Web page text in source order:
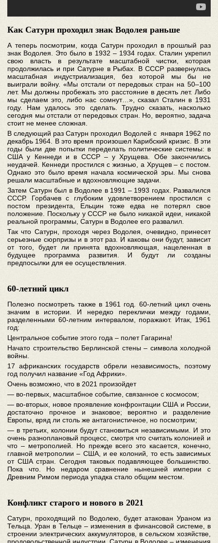
Как Сатурн проходил знак Водолея раньше
А теперь посмотрим, когда Сатурн проходил в прошлый раз
знак Водолея. Это было в 1932 – 1934 годах. Сталин укрепил
свою власть в результате масштабной чистки, которая
продолжилась и при Сатурне в Рыбах. В СССР развернулась
масштабная индустриализация, без которой мы бы не
выиграли войну. «Мы отстали от передовых стран на 50–100
лет. Мы должны пробежать это расстояние в десять лет. Либо
мы сделаем это, либо нас сомнут…», сказал Сталин в 1931
году. Нам удалось это сделать. Трудно сказать, насколько
сегодня мы отстали от передовых стран. Но, вероятно, задача
стоит не менее сложная.
В следующий раз Сатурн проходил Водолей с января 1962 по
декабрь 1964. В это время произошел Карибский кризис. В эти
годы были две попытки переделать политические системы: в
США у Кеннеди и в СССР – у Хрущева. Обе закончились
неудачей. Кеннеди простился с жизнью, а Хрущев – с постом.
Однако это было время начала космической эры. Мы снова
решали масштабные и вдохновляющие задачи.
Затем Сатурн был в Водолее в 1991 – 1993 годах. Развалился
СССР. Горбачев с глубоким удовлетворением простился с
постом президента, Ельцин тоже едва не потерял свое
положение. Поскольку у СССР не было никакой идеи, никакой
реальной программы, Сатурн в Водолее его развалил.
Так что Сатурн, проходя через Водолея, очевидно, принесет
серьезные сюрпризы и в этот раз. И каковы они будут, зависит
от того, будет ли принята вдохновляющая, нацеленная в
будущее программа развития. И будут ли созданы
предпосылки для ее осуществления.
60-летний цикл
Полезно посмотреть также в 1961 год. 60-летний цикл очень
значим в истории. И нередко переклички между годами,
разделенными 60-летним интервалом, поражают. Итак, 1961
год:
Центральное событие этого года – полет Гагарина!
Начато строительство Берлинской стены – символа холодной
войны.
17 африканских государств обрели независимость, поэтому
год получил название «Год Африки».
Очень возможно, что в 2021 произойдет
— во-первых, масштабное событие, связанное с космосом;
— во-вторых, новое проявление конфронтации США и России,
достаточно прочное и знаковое; вероятно и разделение
Европы, вряд ли столь же антагонистичное, но посмотрим;
— в третьих, колонии будут становиться независимыми. И это
очень разноплановый процесс, смотря что считать колонией и
что – метрополией. Но прежде всего это касается, конечно,
главной метрополии – США, и ее колоний, то есть зависимых
от США стран. Сегодня таковых подавляющее большинство.
Пока что. Но недаром сравнение нынешней империи с
Древним Римом периода упадка стало общим местом.
Конфликт старого и нового в 2021
Сатурн, проходящий по Водолею, будет атакован Ураном из
Тельца. Уран в Тельце – изменения в финансовой системе, в
строении электрических аккумуляторов, в сельском хозяйстве,